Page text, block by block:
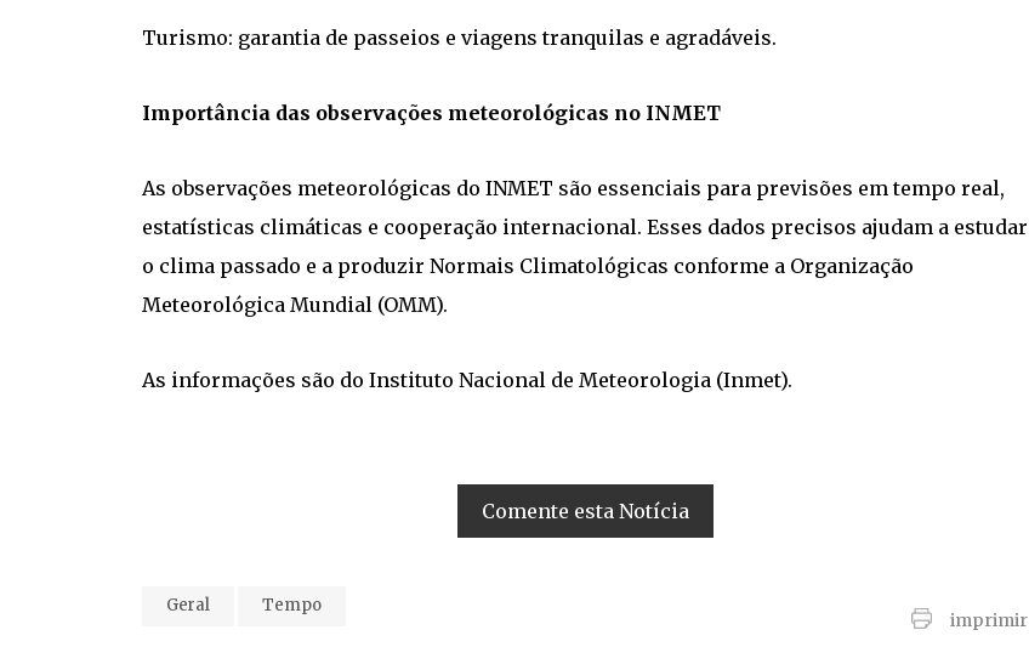
Turismo: garantia de passeios e viagens tranquilas e agradáveis.
Importância das observações meteorológicas no INMET
As observações meteorológicas do INMET são essenciais para previsões em tempo real,
estatísticas climáticas e cooperação internacional. Esses dados precisos ajudam a estudar
o clima passado e a produzir Normais Climatológicas conforme a Organização
Meteorológica Mundial (OMM).
As informações são do Instituto Nacional de Meteorologia (Inmet).
Comente esta Notícia
Geral Tempo
imprimir